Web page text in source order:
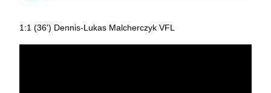
1:1 (36') Dennis-Lukas Malcherczyk VFL